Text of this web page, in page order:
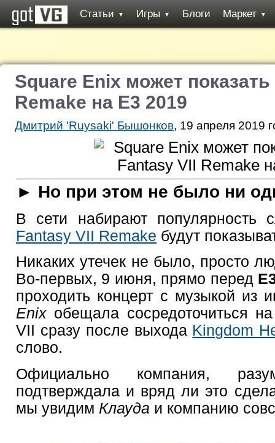
Статьи ▼ Игры ▼ Блоги Маркет ▼
Square Enix может
Remake на E3 2019
Дмитрий 'Ruysaki' Бышонков, 19 апреля 2019
► Но при этом не было ни
В сети набирают
Fantasy VII Remake будут
Никаких утечек не было, просто
Во-первых, 9 июня, прямо перед
проходить концерт с музыкой из
Enix обещала сосредоточиться
VII сразу после выхода Kingdom
слово.
Официально компания,
подтверждала и вряд ли это
мы увидим Клауда и компанию